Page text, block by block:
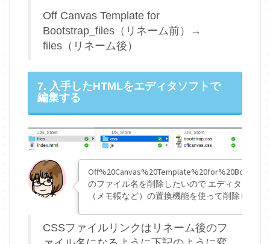
Off Canvas Template for
Bootstrap_files（リネーム前）→
files（リネーム後）
7. 入手したHTMLをエディタソフトで
編集する
のファイル名を削除したいので エディタソフト
（メモ帳など）の置換機能を使って削除します
CSSファイルリンクはリネーム後のフ